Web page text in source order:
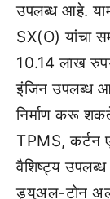
उपलब्ध आहे.
SX(O) यांचा
10.14 लाख
इंजिन उपलब्ध
निर्माण करू
TPMS, कर्टन
वैशिष्ट्य
ड्युअल-टोन